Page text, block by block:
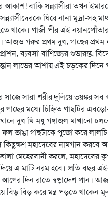
আকাশ! বাকি সন্ন্যাসীরা তখন
ঘিরে নানা মুদ্রা-সহ
থাকে। গাজী পীর এই
আজও গরুর প্রথম দুধ, গাছের
ব্যবসা-বাণিজ্যের শুভারম্ভ,
লাভের আশায় এই চড়কের দিনে
সারা শরীর দুলিয়ে ভয়ঙ্কর সব
গাছের মধ্যে চিহ্নিত গাছটির
দুধ ঘি মধু গঙ্গাজল মাখানো
ফল ভাঙা গাছটাকে পুজো করে
কিছুক্ষণ মহাদেবের নামগান করবে
মেহেরবানী করলে, মহাদেবের
এ মাটি নরম হবে। প্রতি বছর
আগের দিন রাতে স্বপ্নাদেশ পান।
বিড় বিড় করে মন্ত্র পড়তে থাকেন